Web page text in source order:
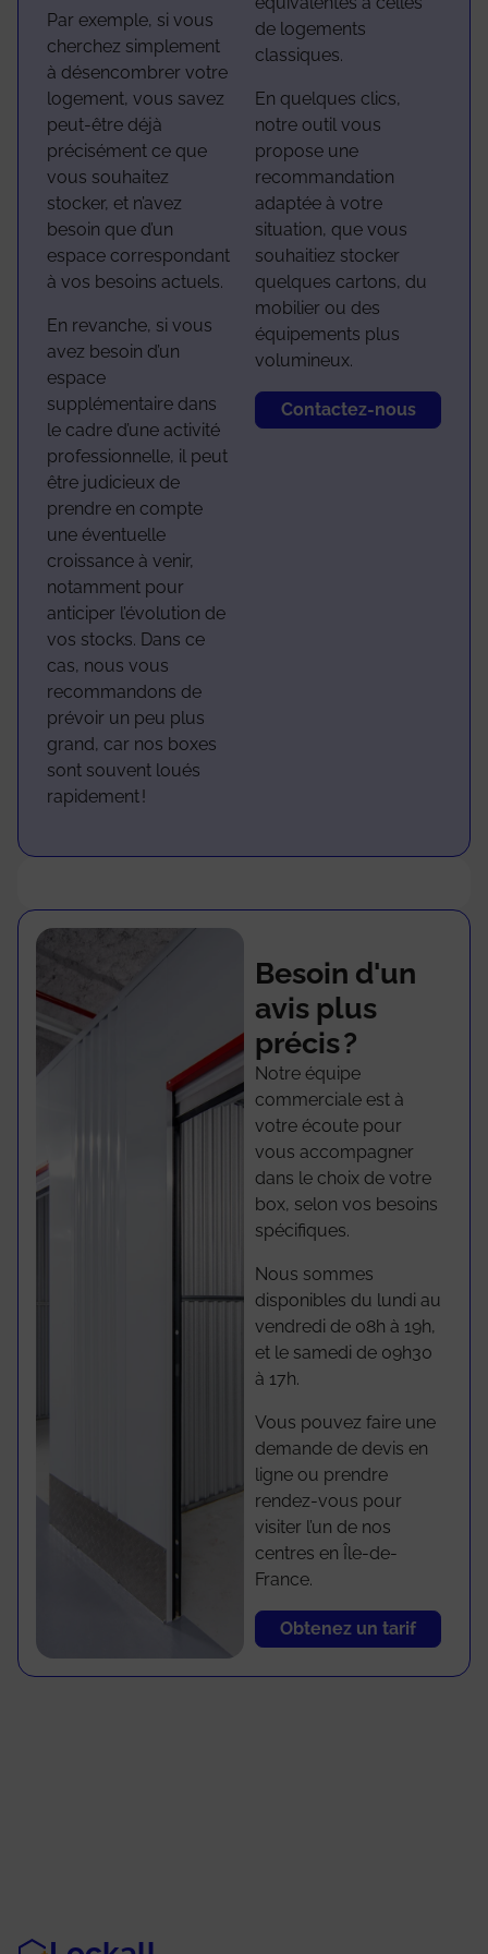
Par exemple, si vous
cherchez simplement
à désencombrer votre
logement, vous savez
peut-être déjà
précisément ce que
vous souhaitez
stocker, et n’avez
besoin que d’un
espace correspondant
à vos besoins actuels.
En revanche, si vous
avez besoin d’un
espace
supplémentaire dans
le cadre d’une activité
professionnelle, il peut
être judicieux de
prendre en compte
une éventuelle
croissance à venir,
notamment pour
anticiper l’évolution de
vos stocks. Dans ce
cas, nous vous
recommandons de
prévoir un peu plus
grand, car nos boxes
sont souvent loués
rapidement !
de logements
classiques.
En quelques clics,
notre outil vous
propose une
recommandation
adaptée à votre
situation, que vous
souhaitiez stocker
quelques cartons, du
mobilier ou des
équipements plus
volumineux.
Contactez-nous
Besoin d'un
avis plus
précis ?
Notre équipe
commerciale est à
votre écoute pour
vous accompagner
dans le choix de votre
box, selon vos besoins
spécifiques.
Nous sommes
disponibles du lundi au
vendredi de 08h à 19h,
et le samedi de 09h30
à 17h.
Vous pouvez faire une
demande de devis en
ligne ou prendre
rendez-vous pour
visiter l’un de nos
centres en Île-de-
France.
Obtenez un tarif